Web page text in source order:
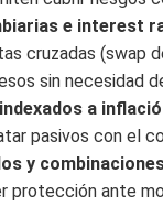
e interest
cruzadas (swap
sin necesidad
a
pasivos con el
y
protección ante